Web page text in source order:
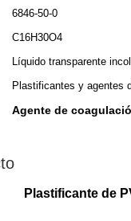
6846-50-0
C16H30O4
Líquido transparente
Plastificantes y agentes
Agente de
Plastificante de